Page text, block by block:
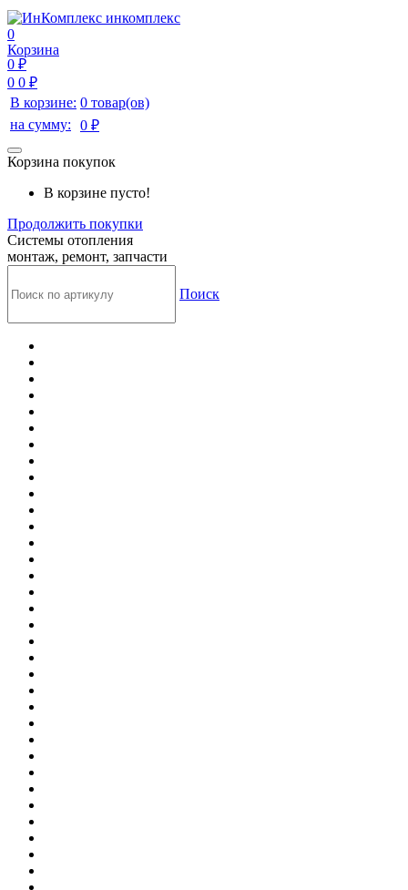
инкомплекс
0
Корзина
0 ₽
0 0 ₽
В корзине: 0 товар(ов)
на сумму:
0 ₽
Корзина покупок
В корзине пусто!
Продолжить покупки
Системы отопления
монтаж, ремонт, запчасти
Поиск